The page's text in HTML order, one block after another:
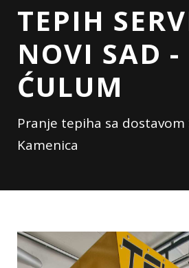
TEPIH
NOVI SAD -
ĆULUM
Pranje tepiha sa dostavom
Kamenica